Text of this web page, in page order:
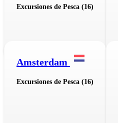
Excursiones de Pesca (16)
Amsterdam
Excursiones de Pesca (16)